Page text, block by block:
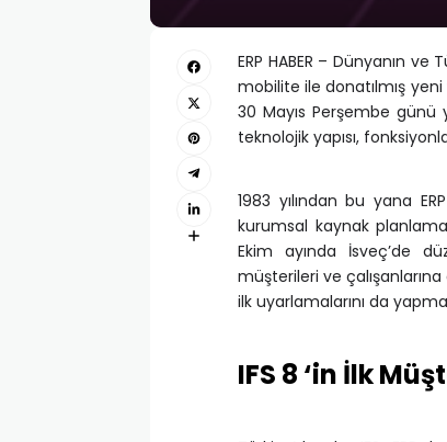
ERP HABER – Dünyanın ve
mobilite ile donatılmış
30 Mayıs Perşembe günü
teknolojik yapısı,
1983 yılından bu yana
kurumsal kaynak planlama
Ekim ayında İsveç’de
müşterileri ve
ilk uyarlamalarını da
IFS 8 ‘in İlk